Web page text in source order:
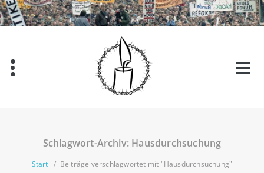
Schlagwort-Archiv: Hausdurchsuchung
Start / Beiträge verschlagwortet mit "Hausdurchsuchung"